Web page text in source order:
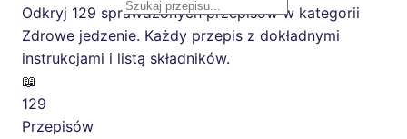
Odkryj 129 sprawdzonych przepisów w kategorii
Zdrowe jedzenie. Każdy przepis z dokładnymi
instrukcjami i listą składników.
📖
129
Przepisów